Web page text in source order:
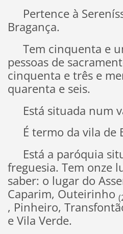
Pertence à
Bragança.
Tem cinquenta e
pessoas de
cinquenta e três e
quarenta e seis.
Está situada num
É termo da vila de
Está a paróquia
freguesia. Tem onze
saber: o lugar do
Caparim, Outeirinho
, Pinheiro,
e Vila Verde.